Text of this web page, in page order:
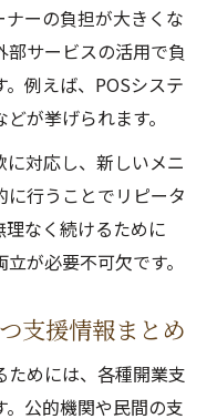
ーの負担が大きくな
部サービスの活用で負
例えば、POSシステ
が挙げられます。
対応し、新しいメニ
行うことでリピータ
なく続けるために
が必要不可欠です。
支援情報まとめ
ためには、各種開業支
公的機関や民間の支